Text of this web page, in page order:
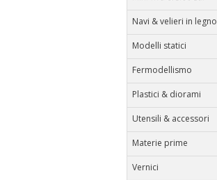
Navi & velieri in legno
Modelli statici
Fermodellismo
Plastici & diorami
Utensili & accessori
Materie prime
Vernici